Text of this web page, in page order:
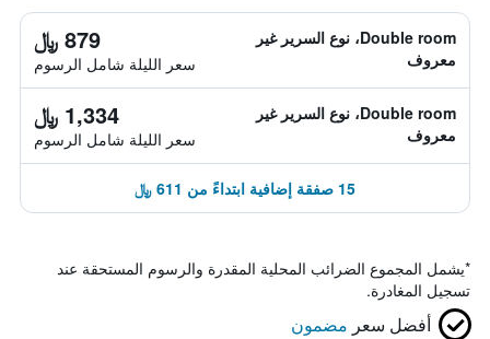
Double room، نوع السرير غير
معروف
879 ﷼
سعر الليلة شامل الرسوم
Double room، نوع السرير غير
معروف
1,334 ﷼
سعر الليلة شامل الرسوم
15 صفقة إضافية ابتداءً من 611 ﷼
*يشمل المجموع الضرائب المحلية المقدرة والرسوم المستحقة عند
تسجيل المغادرة.
أفضل سعر مضمون